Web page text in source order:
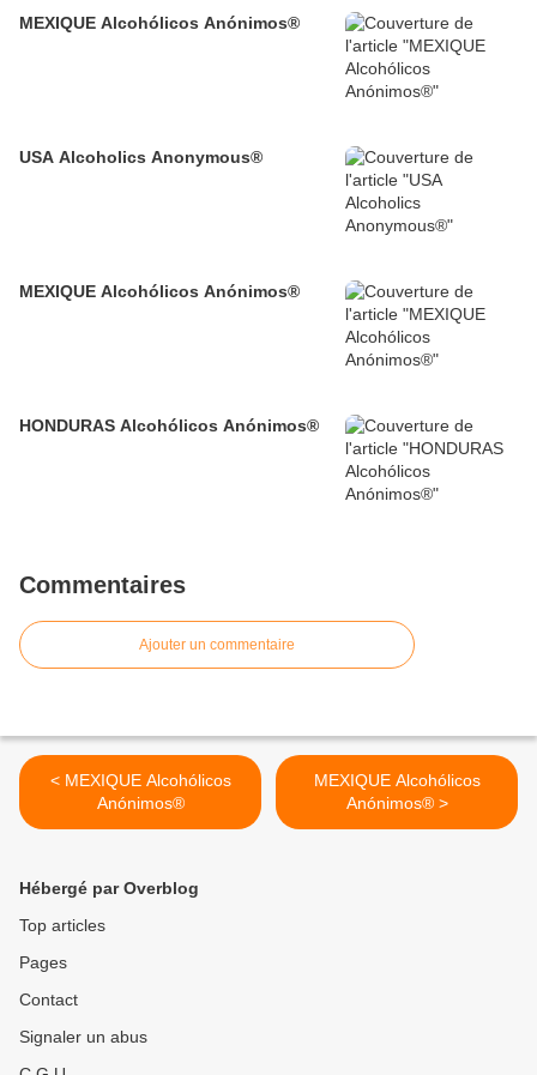
MEXIQUE Alcohólicos Anónimos®
USA Alcoholics Anonymous®
MEXIQUE Alcohólicos Anónimos®
HONDURAS Alcohólicos Anónimos®
Commentaires
Ajouter un commentaire
< MEXIQUE Alcohólicos
Anónimos®
MEXIQUE Alcohólicos
Anónimos® >
Hébergé par Overblog
Top articles
Pages
Contact
Signaler un abus